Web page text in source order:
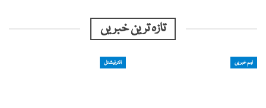
تازہ ترین خبریں
اہم خبریں انٹرنیشنل